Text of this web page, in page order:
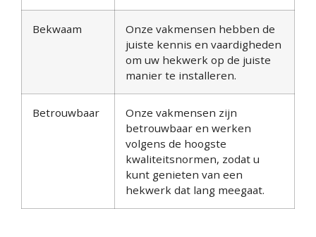
Bekwaam
Onze vakmensen hebben de
juiste kennis en vaardigheden
om uw hekwerk op de juiste
manier te installeren.
Betrouwbaar
Onze vakmensen zijn
betrouwbaar en werken
volgens de hoogste
kwaliteitsnormen, zodat u
kunt genieten van een
hekwerk dat lang meegaat.